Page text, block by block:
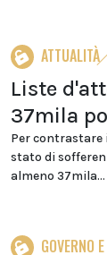
ATTUALITÀ
Liste
37mila
Per contrastare
stato di
almeno 37mila...
GOVERNO